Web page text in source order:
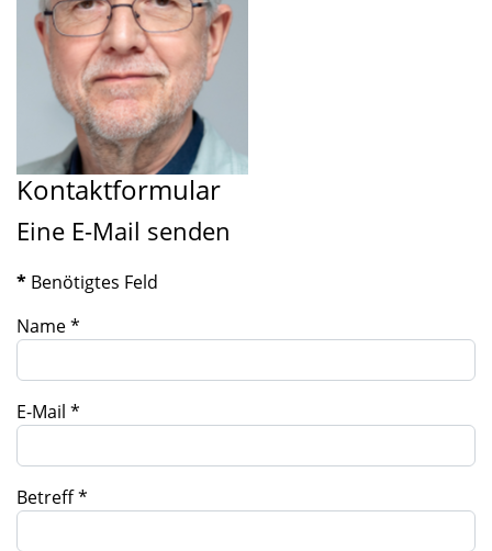
Kontaktformular
Eine E-Mail senden
* Benötigtes Feld
Name*
E-Mail *
Betreff*